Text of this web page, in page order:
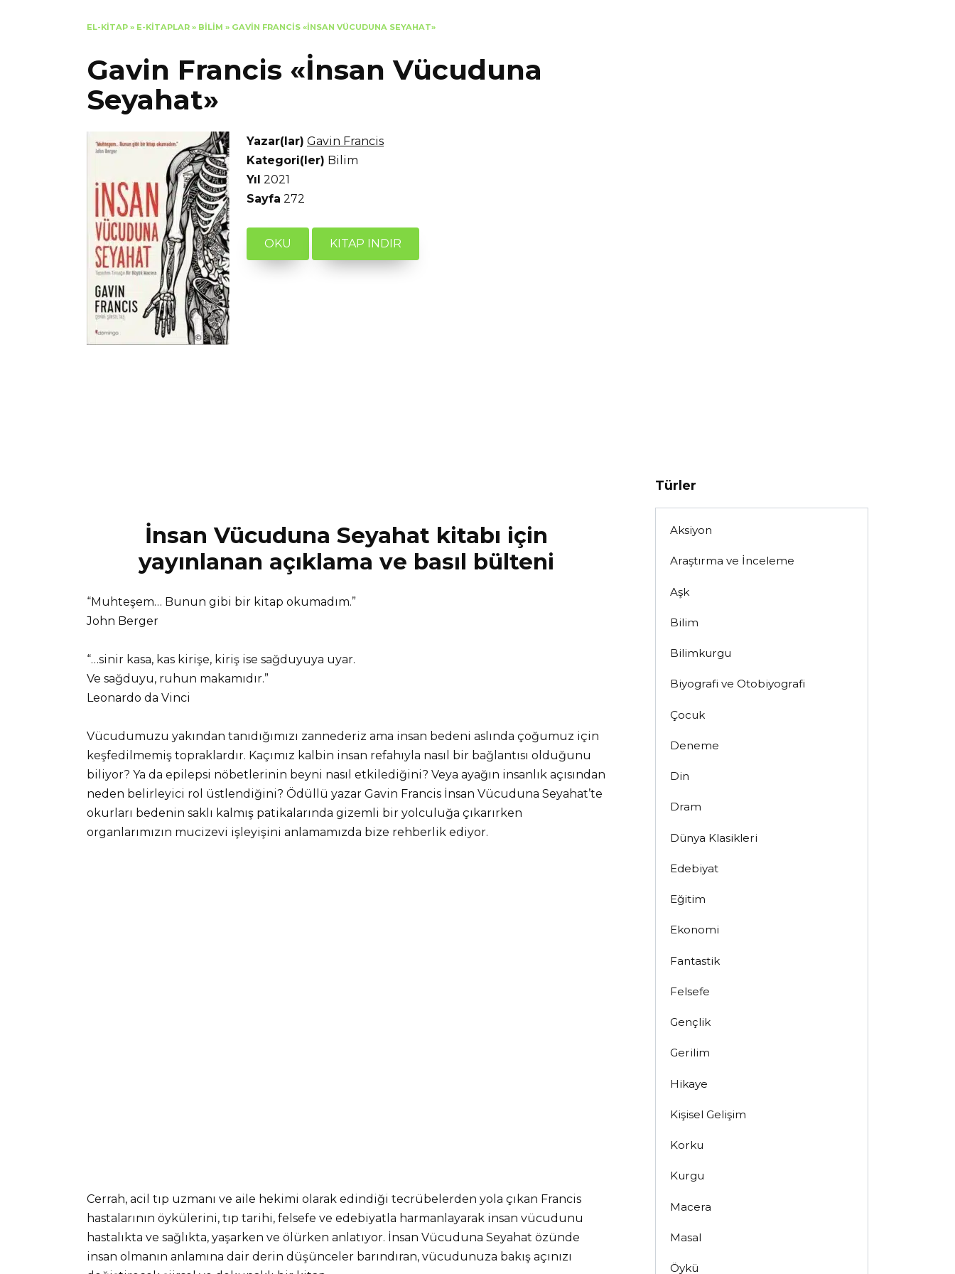
EL-KITAP » E-KITAPLAR » BILIM » GAVIN FRANCIS «İNSAN VÜCUDUNA SEYAHAT»
Gavin Francis «İnsan Vücuduna
Seyahat»
Yazar(lar) Gavin Francis
Kategori(ler) Bilim
Yıl 2021
Sayfa 272
OKU KITAP INDIR
İnsan Vücuduna Seyahat kitabı için
yayınlanan açıklama ve basıl bülteni
“Muhteşem… Bunun gibi bir kitap okumadım.”
John Berger
“…sinir kasa, kas kirişe, kiriş ise sağduyuya uyar.
Ve sağduyu, ruhun makamıdır.”
Leonardo da Vinci
Vücudumuzu yakından tanıdığımızı zannederiz ama insan bedeni aslında çoğumuz için
keşfedilmemiş topraklardır. Kaçımız kalbin insan refahıyla nasıl bir bağlantısı olduğunu
biliyor? Ya da epilepsi nöbetlerinin beyni nasıl etkilediğini? Veya ayağın insanlık açısından
neden belirleyici rol üstlendiğini? Ödüllü yazar Gavin Francis İnsan Vücuduna Seyahat’te
okurları bedenin saklı kalmış patikalarında gizemli bir yolculuğa çıkarırken
organlarımızın mucizevi işleyişini anlamamızda bize rehberlik ediyor.
Cerrah, acil tıp uzmanı ve aile hekimi olarak edindiği tecrübelerden yola çıkan Francis
hastalarının öykülerini, tıp tarihi, felsefe ve edebiyatla harmanlayarak insan vücudunu
hastalıkta ve sağlıkta, yaşarken ve ölürken anlatıyor. İnsan Vücuduna Seyahat özünde
insan olmanın anlamına dair derin düşünceler barındıran, vücudunuza bakış açınızı
Türler
Aksiyon
Araştırma ve İnceleme
Aşk
Bilim
Bilimkurgu
Biyografi ve Otobiyografi
Çocuk
Deneme
Din
Dram
Dünya Klasikleri
Edebiyat
Eğitim
Ekonomi
Fantastik
Felsefe
Gençlik
Gerilim
Hikaye
Kişisel Gelişim
Korku
Kurgu
Macera
Masal
Öykü